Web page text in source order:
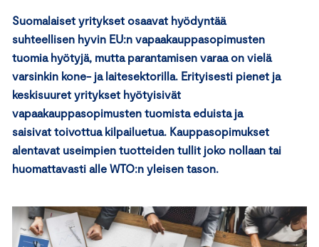
Suomalaiset yritykset osaavat hyödyntää
suhteellisen hyvin EU:n vapaakauppasopimusten
tuomia hyötyjä, mutta parantamisen varaa on vielä
varsinkin kone- ja laitesektorilla. Erityisesti pienet ja
keskisuuret yritykset hyötyisivät
vapaakauppasopimusten tuomista eduista ja
saisivat toivottua kilpailuetua. Kauppasopimukset
alentavat useimpien tuotteiden tullit joko nollaan tai
huomattavasti alle WTO:n yleisen tason.